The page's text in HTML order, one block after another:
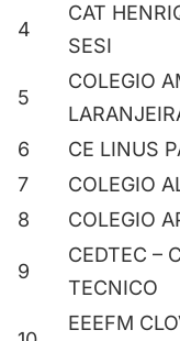
4
CAT
SESI
5
COLEGIO
6 CE LINUS
7
COLEGIO
8
COLEGIO
9
CEDTEC –
TECNICO
EEEFM